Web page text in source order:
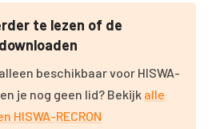
te lezen of de
beschikbaar voor HISWA-
je nog geen lid? Bekijk alle
HISWA-RECRON